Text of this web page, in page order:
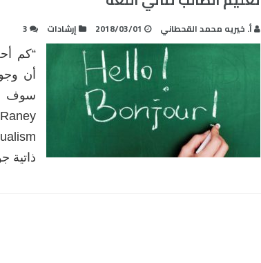
أ. خيريه محمد القحطاني 2018/03/01 إرشادات 3
“كم
أن
سوف
ذاتية